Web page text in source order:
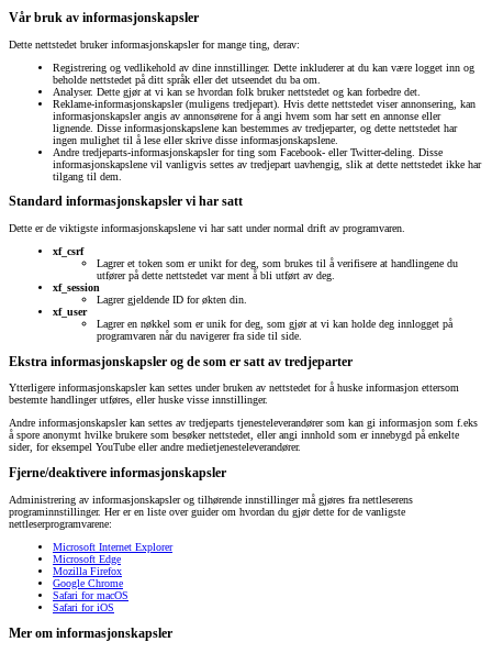
Vår bruk av informasjonskapsler
Dette nettstedet bruker informasjonskapsler for mange ting, derav:
Registrering og vedlikehold av dine innstillinger. Dette inkluderer at du kan være logget inn og
beholde nettstedet på ditt språk eller det utseendet du ba om.
Analyser. Dette gjør at vi kan se hvordan folk bruker nettstedet og kan forbedre det.
Reklame-informasjonskapsler (muligens tredjepart). Hvis dette nettstedet viser annonsering, kan
informasjonskapsler angis av annonsørene for å angi hvem som har sett en annonse eller
lignende. Disse informasjonskapslene kan bestemmes av tredjeparter, og dette nettstedet har
ingen mulighet til å lese eller skrive disse informasjonskapslene.
Andre tredjeparts-informasjonskapsler for ting som Facebook- eller Twitter-deling. Disse
informasjonskapslene vil vanligvis settes av tredjepart uavhengig, slik at dette nettstedet ikke har
tilgang til dem.
Standard informasjonskapsler vi har satt
Dette er de viktigste informasjonskapslene vi har satt under normal drift av programvaren.
xf_csrf
Lagrer et token som er unikt for deg, som brukes til å verifisere at handlingene du
utfører på dette nettstedet var ment å bli utført av deg.
xf_session
Lagrer gjeldende ID for økten din.
xf_user
Lagrer en nøkkel som er unik for deg, som gjør at vi kan holde deg innlogget på
programvaren når du navigerer fra side til side.
Ekstra informasjonskapsler og de som er satt av tredjeparter
Ytterligere informasjonskapsler kan settes under bruken av nettstedet for å huske informasjon ettersom
bestemte handlinger utføres, eller huske visse innstillinger.
Andre informasjonskapsler kan settes av tredjeparts tjenesteleverandører som kan gi informasjon som f.eks
å spore anonymt hvilke brukere som besøker nettstedet, eller angi innhold som er innebygd på enkelte
sider, for eksempel YouTube eller andre medietjenesteleverandører.
Fjerne/deaktivere informasjonskapsler
Administrering av informasjonskapsler og tilhørende innstillinger må gjøres fra nettleserens
programinnstillinger. Her er en liste over guider om hvordan du gjør dette for de vanligste
nettleserprogramvarene:
Microsoft Internet Explorer
Microsoft Edge
Mozilla Firefox
Google Chrome
Safari for macOS
Safari for iOS
Mer om informasjonskapsler